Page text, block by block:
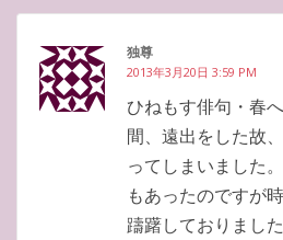
独尊
2013年3月20日 3:59 PM
ひねもす俳句・春
間、遠出をした故
ってしまいました
もあったのですが
躊躇しておりまし